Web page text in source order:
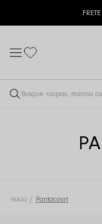
Início Pantacourt